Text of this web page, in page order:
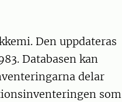
Den uppdateras
Databasen kan
delar
som